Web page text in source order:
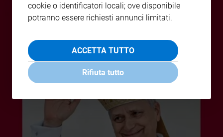
Pubblicità
Redazione
cookie o identificatori locali; ove disponibile
potranno essere richiesti annunci limitati.
ACCETTA TUTTO
Rifiuta tutto